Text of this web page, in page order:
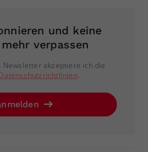
und keine
verpassen
akzeptiere ich die
.